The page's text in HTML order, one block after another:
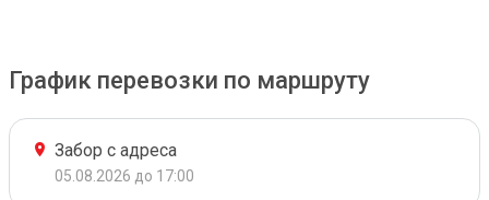
График перевозки по маршруту
Забор с адреса
05.08.2026 до 17:00